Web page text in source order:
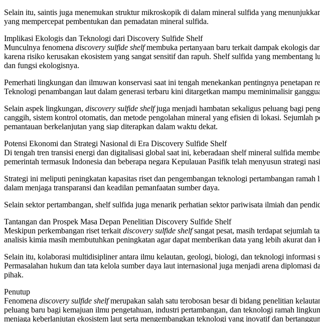
Selain itu, saintis juga menemukan struktur mikroskopik di dalam mineral sulfida yang
yang mempercepat pembentukan dan pemadatan mineral sulfida.
Implikasi Ekologis dan Teknologi dari Discovery Sulfide Shelf
Munculnya fenomena discovery sulfide shelfmembuka pertanyaan baru terkait dampak ekologis
karena risiko kerusakan ekosistem yang sangat sensitif dan rapuh. Shelf sulfida yang
dan fungsi ekologisnya.
Pemerhati lingkungan dan ilmuwan konservasi saat ini tengah menekankan pentingnya
Teknologi penambangan laut dalam generasi terbaru kini ditargetkan mampu meminimalisir
Selain aspek lingkungan, discovery sulfide shelfjuga menjadi hambatan sekaligus peluang bagi
canggih, sistem kontrol otomatis, dan metode pengolahan mineral yang efisien di lokasi. Sejumlah
pemantauan berkelanjutan yang siap diterapkan dalam waktu dekat.
Potensi Ekonomi dan Strategi Nasional di Era Discovery Sulfide Shelf
Di tengah tren transisi energi dan digitalisasi global saat ini, keberadaan shelf mineral sulfida
pemerintah termasuk Indonesia dan beberapa negara Kepulauan Pasifik telah menyusun strategi
Strategi ini meliputi peningkatan kapasitas riset dan pengembangan teknologi pertambangan
dalam menjaga transparansi dan keadilan pemanfaatan sumber daya.
Selain sektor pertambangan, shelf sulfida juga menarik perhatian sektor pariwisata ilmiah dan
Tantangan dan Prospek Masa Depan Penelitian Discovery Sulfide Shelf
Meskipun perkembangan riset terkait discovery sulfide shelfsangat pesat, masih terdapat sejumlah
analisis kimia masih membutuhkan peningkatan agar dapat memberikan data yang lebih akurat
Selain itu, kolaborasi multidisipliner antara ilmu kelautan, geologi, biologi, dan teknologi informasi
Permasalahan hukum dan tata kelola sumber daya laut internasional juga menjadi arena diplomasi
pihak.
Penutup
Fenomena discovery sulfide shelfmerupakan salah satu terobosan besar di bidang penelitian
peluang baru bagi kemajuan ilmu pengetahuan, industri pertambangan, dan teknologi ramah
menjaga keberlanjutan ekosistem laut serta mengembangkan teknologi yang inovatif dan